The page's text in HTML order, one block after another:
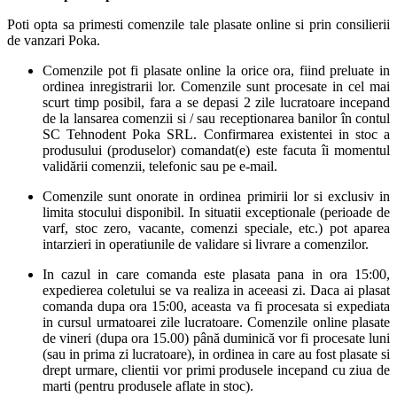
Poti opta sa primesti comenzile tale plasate online si prin consilierii
de vanzari Poka.
Comenzile pot fi plasate online la orice ora, fiind preluate in
ordinea inregistrarii lor. Comenzile sunt procesate in cel mai
scurt timp posibil, fara a se depasi 2 zile lucratoare incepand
de la lansarea comenzii si / sau receptionarea banilor în contul
SC Tehnodent Poka SRL. Confirmarea existentei in stoc a
produsului (produselor) comandat(e) este facuta îi momentul
validării comenzii, telefonic sau pe e-mail.
Comenzile sunt onorate in ordinea primirii lor si exclusiv in
limita stocului disponibil. In situatii exceptionale (perioade de
varf, stoc zero, vacante, comenzi speciale, etc.) pot aparea
intarzieri in operatiunile de validare si livrare a comenzilor.
In cazul in care comanda este plasata pana in ora 15:00,
expedierea coletului se va realiza in aceeasi zi. Daca ai plasat
comanda dupa ora 15:00, aceasta va fi procesata si expediata
in cursul urmatoarei zile lucratoare. Comenzile online plasate
de vineri (dupa ora 15.00) până duminică vor fi procesate luni
(sau in prima zi lucratoare), in ordinea in care au fost plasate si
drept urmare, clientii vor primi produsele incepand cu ziua de
marti (pentru produsele aflate in stoc).